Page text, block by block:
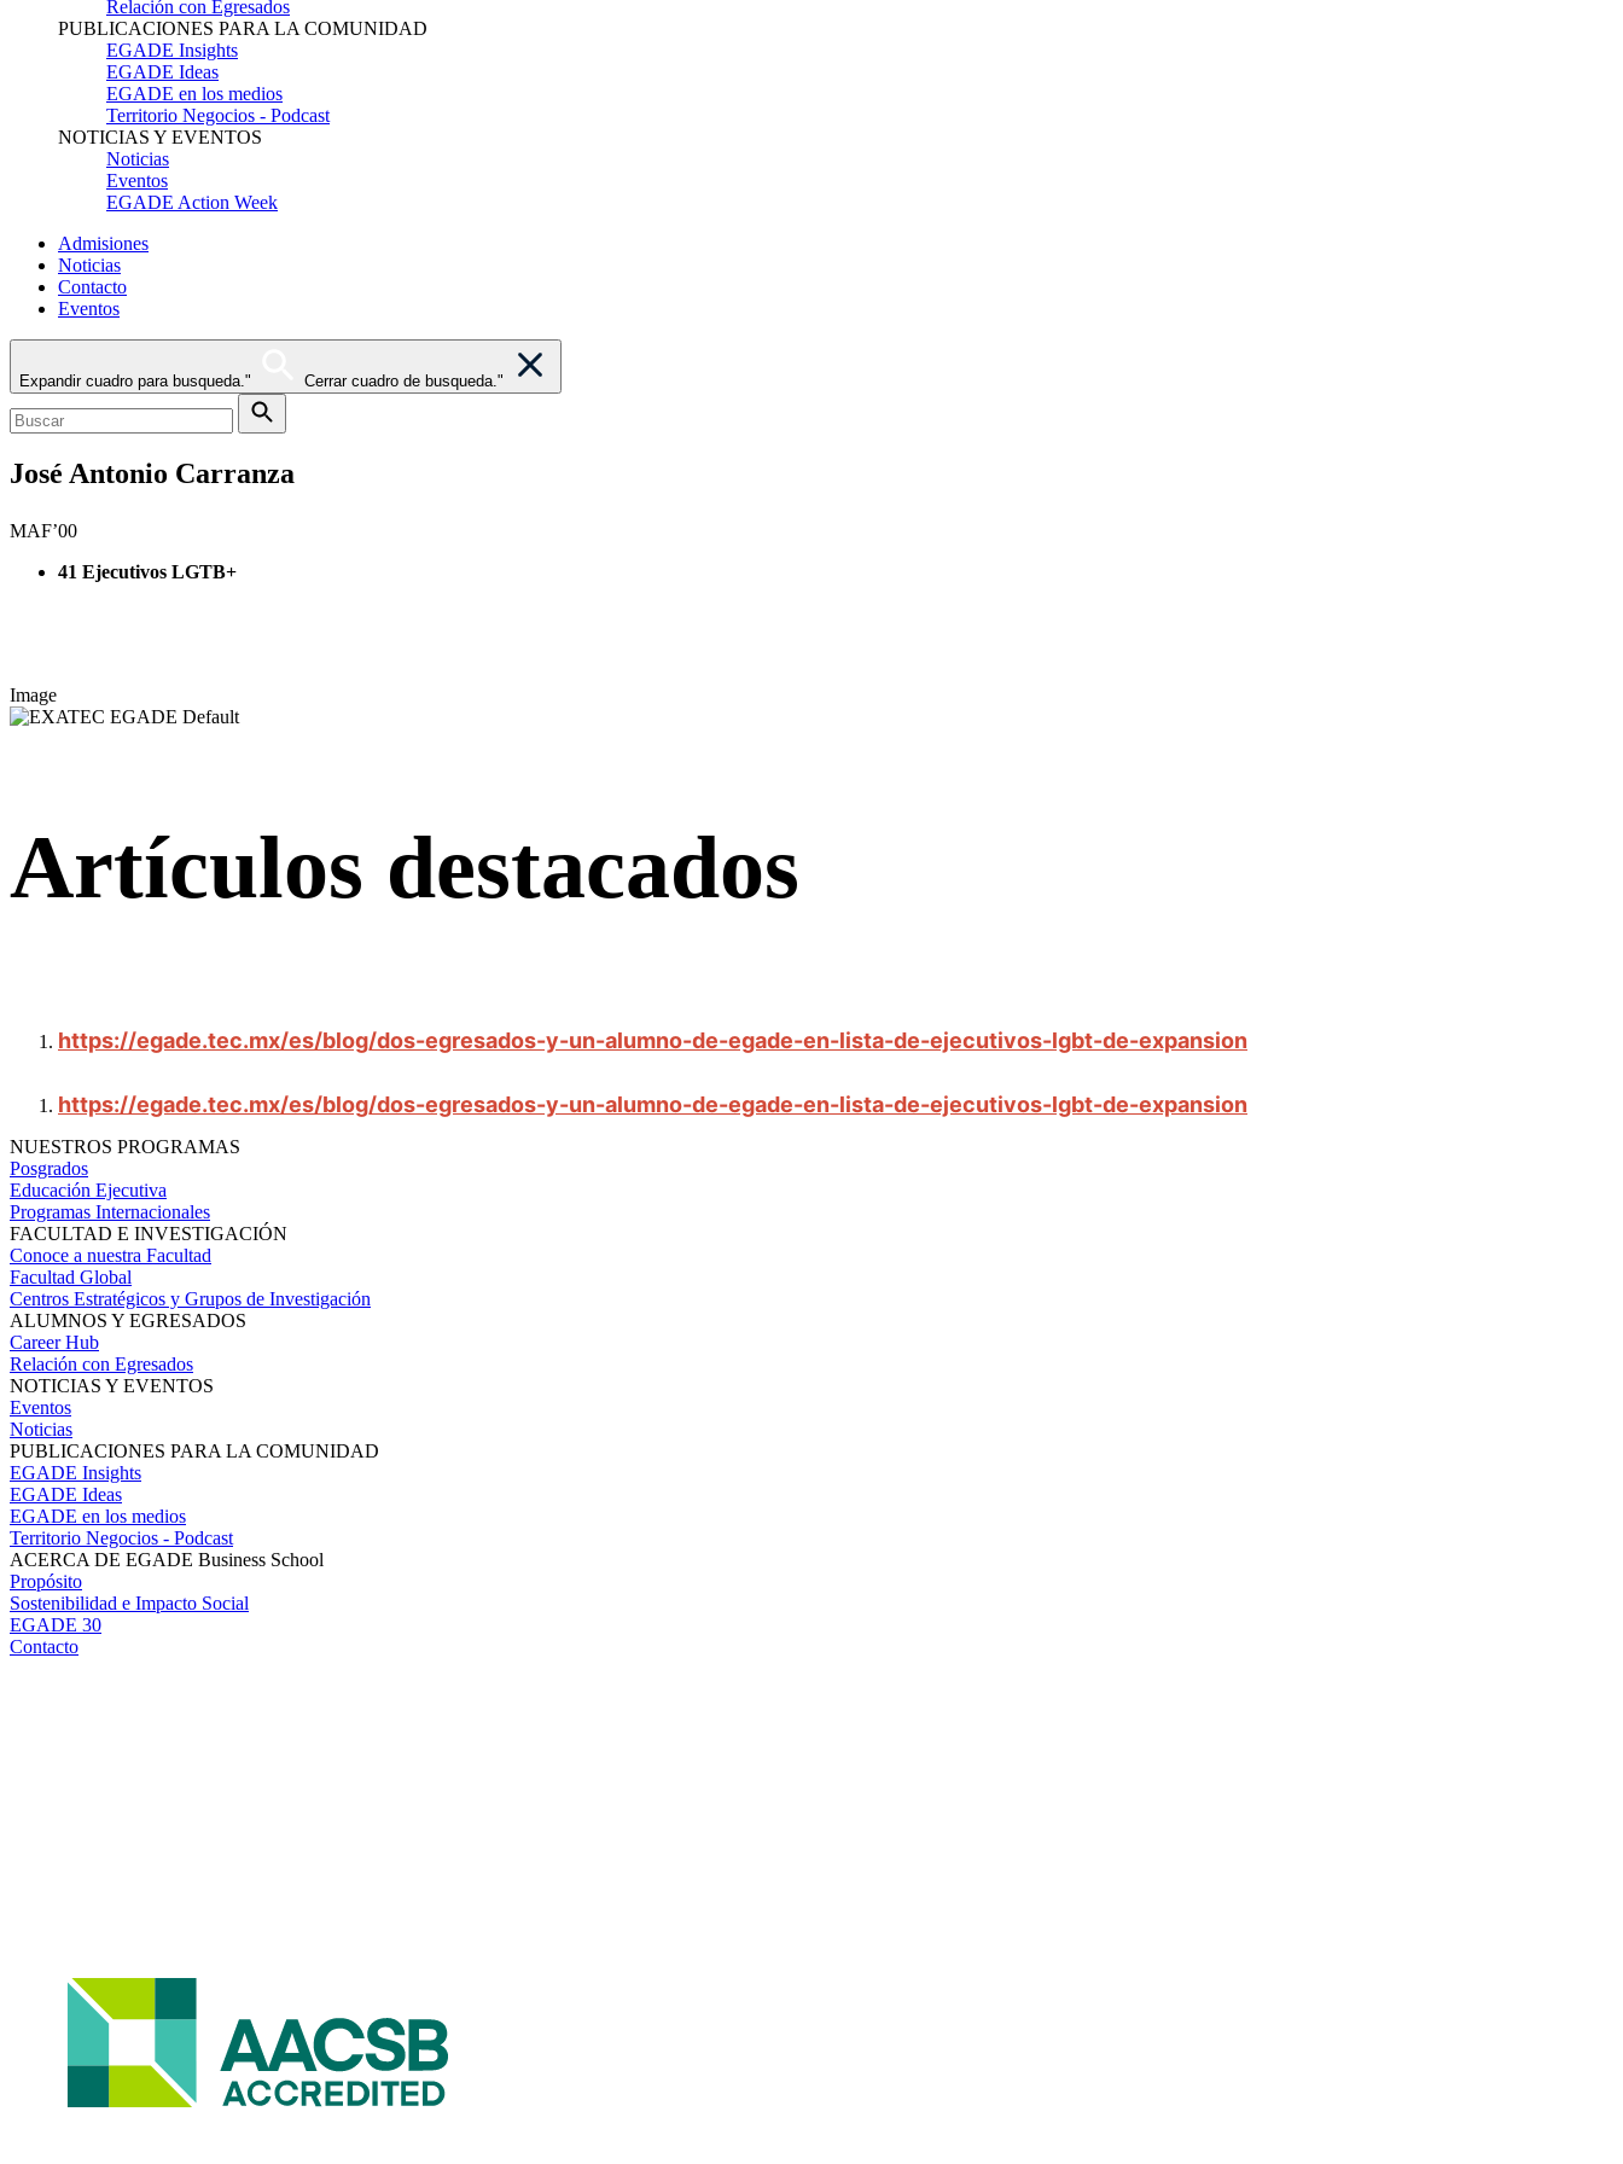
Relación con Egresados
PUBLICACIONES PARA LA COMUNIDAD
EGADE Insights
EGADE Ideas
EGADE en los medios
Territorio Negocios - Podcast
NOTICIAS Y EVENTOS
Noticias
Eventos
EGADE Action Week
Admisiones
Noticias
Contacto
Eventos
Expandir cuadro para busqueda." Cerrar cuadro de busqueda."
José Antonio Carranza
MAF’00
41 Ejecutivos LGTB+
Image
Artículos destacados
https://egade.tec.mx/es/blog/dos-egresados-y-un-alumno-de-egade-en-lista-de-ejecutivos-lgbt-de-expansion
https://egade.tec.mx/es/blog/dos-egresados-y-un-alumno-de-egade-en-lista-de-ejecutivos-lgbt-de-expansion
NUESTROS PROGRAMAS
Posgrados
Educación Ejecutiva
Programas Internacionales
FACULTAD E INVESTIGACIÓN
Conoce a nuestra Facultad
Facultad Global
Centros Estratégicos y Grupos de Investigación
ALUMNOS Y EGRESADOS
Career Hub
Relación con Egresados
NOTICIAS Y EVENTOS
Eventos
Noticias
PUBLICACIONES PARA LA COMUNIDAD
EGADE Insights
EGADE Ideas
EGADE en los medios
Territorio Negocios - Podcast
ACERCA DE EGADE Business School
Propósito
Sostenibilidad e Impacto Social
EGADE 30
Contacto